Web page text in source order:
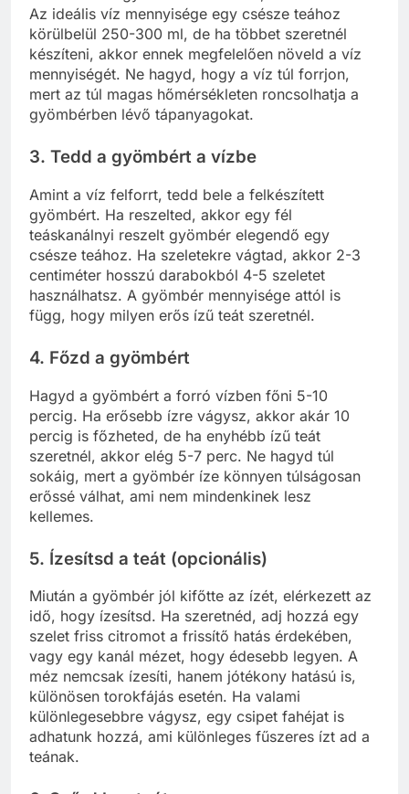
Az ideális víz mennyisége egy csésze teához
körülbelül 250-300 ml, de ha többet szeretnél
készíteni, akkor ennek megfelelően növeld a víz
mennyiségét. Ne hagyd, hogy a víz túl forrjon,
mert az túl magas hőmérsékleten roncsolhatja a
gyömbérben lévő tápanyagokat.
3. Tedd a gyömbért a vízbe
Amint a víz felforrt, tedd bele a felkészített
gyömbért. Ha reszelted, akkor egy fél
teáskanálnyi reszelt gyömbér elegendő egy
csésze teához. Ha szeletekre vágtad, akkor 2-3
centiméter hosszú darabokból 4-5 szeletet
használhatsz. A gyömbér mennyisége attól is
függ, hogy milyen erős ízű teát szeretnél.
4. Főzd a gyömbért
Hagyd a gyömbért a forró vízben főni 5-10
percig. Ha erősebb ízre vágysz, akkor akár 10
percig is főzheted, de ha enyhébb ízű teát
szeretnél, akkor elég 5-7 perc. Ne hagyd túl
sokáig, mert a gyömbér íze könnyen túlságosan
erőssé válhat, ami nem mindenkinek lesz
kellemes.
5. Ízesítsd a teát (opcionális)
Miután a gyömbér jól kifőtte az ízét, elérkezett az
idő, hogy ízesítsd. Ha szeretnéd, adj hozzá egy
szelet friss citromot a frissítő hatás érdekében,
vagy egy kanál mézet, hogy édesebb legyen. A
méz nemcsak ízesíti, hanem jótékony hatású is,
különösen torokfájás esetén. Ha valami
különlegesebbre vágysz, egy csipet fahéjat is
adhatunk hozzá, ami különleges fűszeres ízt ad a
teának.